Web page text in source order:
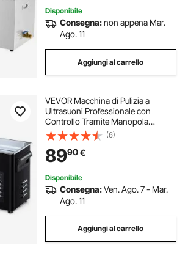
Disponibile
Consegna:non appena Mar.
Ago. 11
Aggiungi al carrello
VEVOR Macchina di Pulizia a
Ultrasuoni Professionale con
Controllo Tramite Manopola
Rotante, Capacita di 3 L con
Cestello e Sfera di Pulizia, Pulitore a
Ultrasuoni per Orologi, Rasoi,
Gioielli
(6)
8990€
Disponibile
Consegna:Ven. Ago. 7 - Mar.
Ago. 11
Aggiungi al carrello